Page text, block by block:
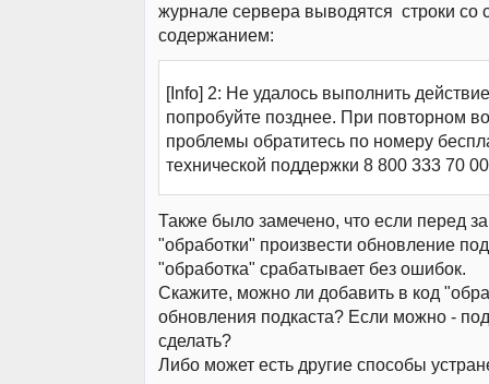
журнале сервера выводятся строки
содержанием:
[Info] 2: Не удалось выполнить
попробуйте позднее. При повторном
проблемы обратитесь по номеру
технической поддержки 8 800 333 70
Также было замечено, что если перед
"обработки" произвести обновление
"обработка" срабатывает без ошибок.
Скажите, можно ли добавить в код
обновления подкаста? Если можно -
сделать?
Либо может есть другие способы